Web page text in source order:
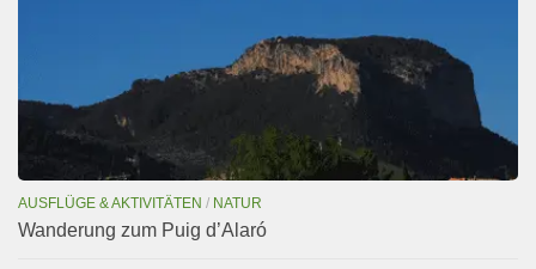
AUSFLÜGE & AKTIVITÄTEN / NATUR
Wanderung zum Puig d’Alaró